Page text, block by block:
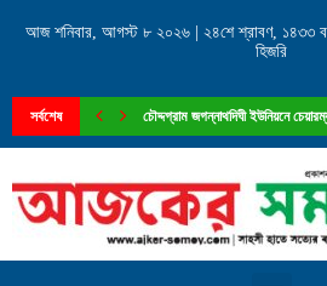
আজ শনিবার, আগস্ট ৮ ২০২৬ | ২৪শে শ্রাবণ, ১৪৩৩
হিজরি
সর্বশেষ চৌদ্দগ্রাম জগন্নাথদিঘী ইউনিয়নে